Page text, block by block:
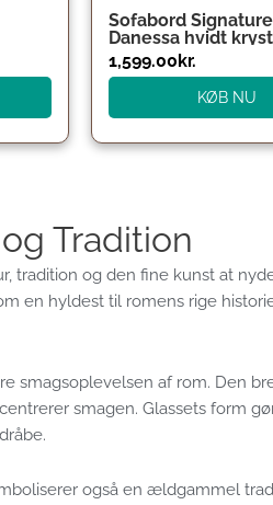
Sofabord Signature
Danessa hvidt
marmor Rom og
glas Ø80 cm
1,599.00kr.
KØB NU
Tradition
og den fine kunst at
en hyldest til romens rige
smagsoplevelsen af rom. Den
smagen. Glassets form
også en ældgammel